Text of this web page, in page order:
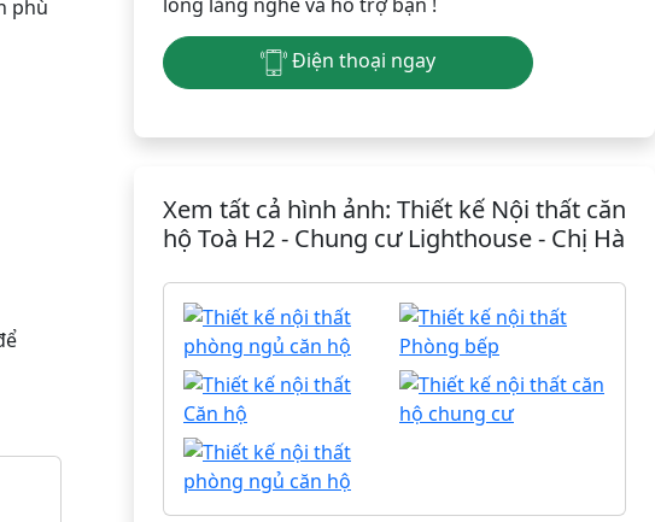
phù
Điện thoại ngay
Xem tất cả hình ảnh: Thiết kế Nội thất căn
hộ Toà H2 - Chung cư Lighthouse - Chị Hà